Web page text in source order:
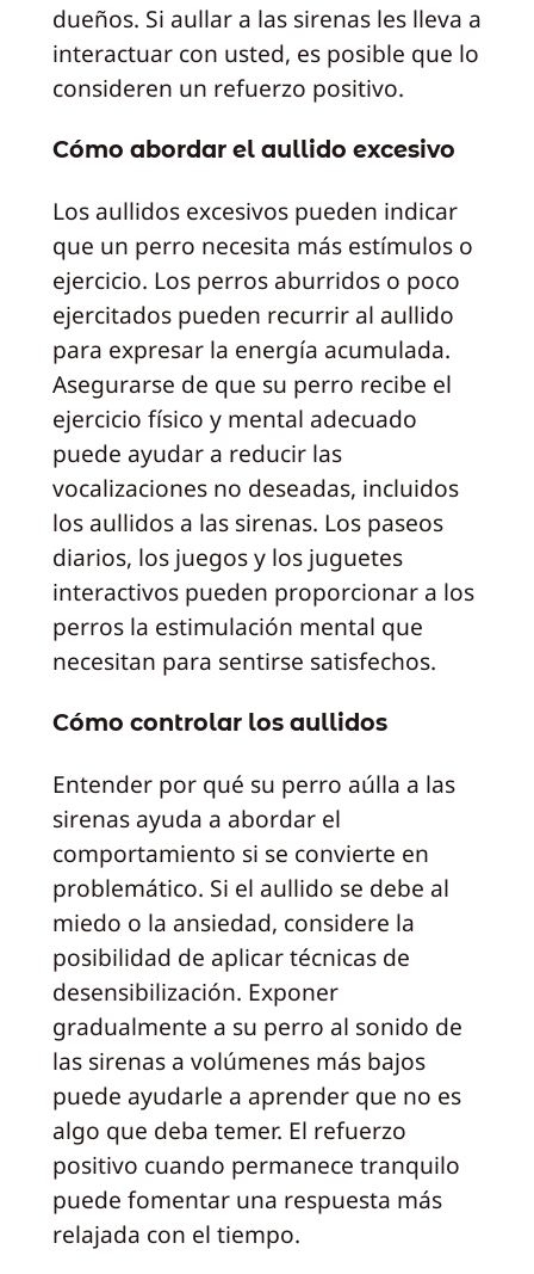
dueños. Si aullar a las sirenas les lleva a
interactuar con usted, es posible que lo
consideren un refuerzo positivo.
Cómo abordar el aullido excesivo
Los aullidos excesivos pueden indicar
que un perro necesita más estímulos o
ejercicio. Los perros aburridos o poco
ejercitados pueden recurrir al aullido
para expresar la energía acumulada.
Asegurarse de que su perro recibe el
ejercicio físico y mental adecuado
puede ayudar a reducir las
vocalizaciones no deseadas, incluidos
los aullidos a las sirenas. Los paseos
diarios, los juegos y los juguetes
interactivos pueden proporcionar a los
perros la estimulación mental que
necesitan para sentirse satisfechos.
Cómo controlar los aullidos
Entender por qué su perro aúlla a las
sirenas ayuda a abordar el
comportamiento si se convierte en
problemático. Si el aullido se debe al
miedo o la ansiedad, considere la
posibilidad de aplicar técnicas de
desensibilización. Exponer
gradualmente a su perro al sonido de
las sirenas a volúmenes más bajos
puede ayudarle a aprender que no es
algo que deba temer. El refuerzo
positivo cuando permanece tranquilo
puede fomentar una respuesta más
relajada con el tiempo.